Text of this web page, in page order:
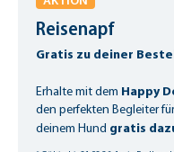
Reisenapf
Gratis zu deiner
Erhalte mit dem Happy
den perfekten Begleiter
deinem Hund gratis